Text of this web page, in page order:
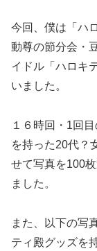
今回、僕は「ハ
動尊の節分会・
イドル「ハロキ
いました。
１６時回・1回
を持った20代？
せて写真を100
ました。
また、以下の写
ティ殿グッズを